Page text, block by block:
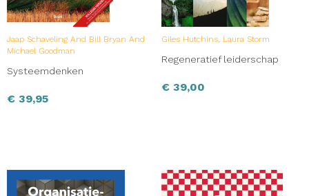
verandering aan te gaan.’ – Jaap Boonstra
Jaap Schaveling And Bill Bryan And
Michael Goodman
Systeemdenken
€ 39,95
Giles Hutchins, Laura Storm
Regeneratief leiderschap
€ 39,00